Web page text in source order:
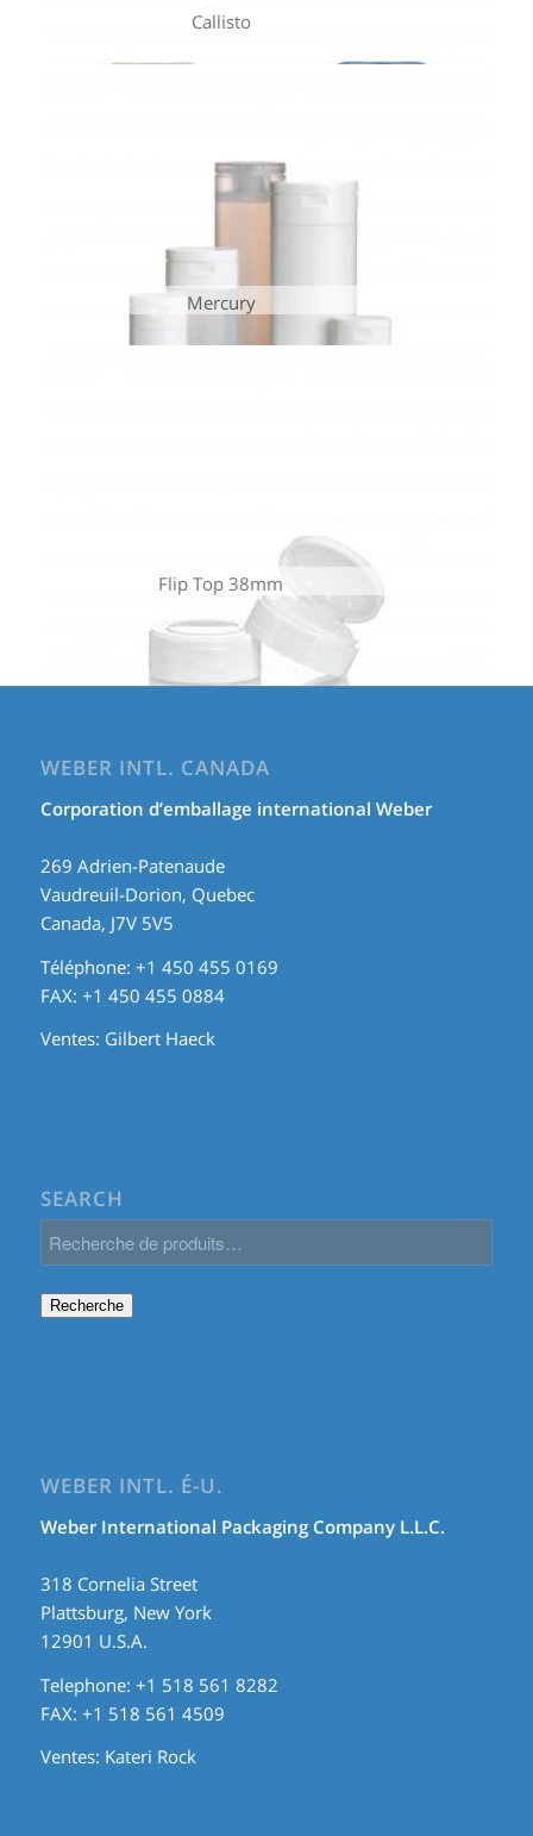
Callisto
Mercury
Flip Top 38mm
WEBER INTL. CANADA
Corporation d’emballage international Weber
269 Adrien-Patenaude
Vaudreuil-Dorion, Quebec
Canada, J7V 5V5
Téléphone: +1 450 455 0169
FAX: +1 450 455 0884
Ventes: Gilbert Haeck
SEARCH
Recherche
WEBER INTL. É-U.
Weber International Packaging Company L.L.C.
318 Cornelia Street
Plattsburg, New York
12901 U.S.A.
Telephone: +1 518 561 8282
FAX: +1 518 561 4509
Ventes: Kateri Rock